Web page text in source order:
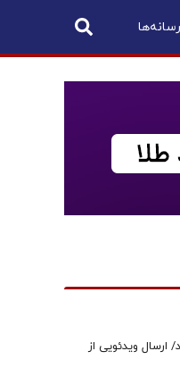
ارسال ویدئویی از